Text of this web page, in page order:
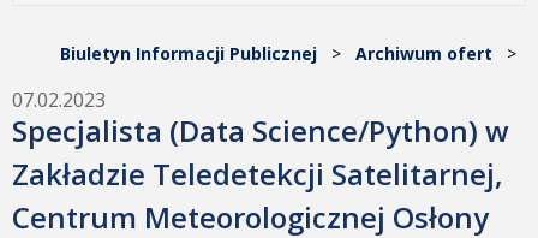
Biuletyn Informacji Publicznej > Archiwum ofert >
07.02.2023
Specjalista (Data Science/Python) w
Zakładzie Teledetekcji Satelitarnej,
Centrum Meteorologicznej Osłony